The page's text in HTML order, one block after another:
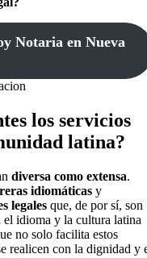
Notaria en Nueva
los servicios
latina?
diversa como extensa.
idiomáticas y
legales que, de por sí, son
idioma y la cultura latina
no solo facilita estos
realicen con la dignidad y